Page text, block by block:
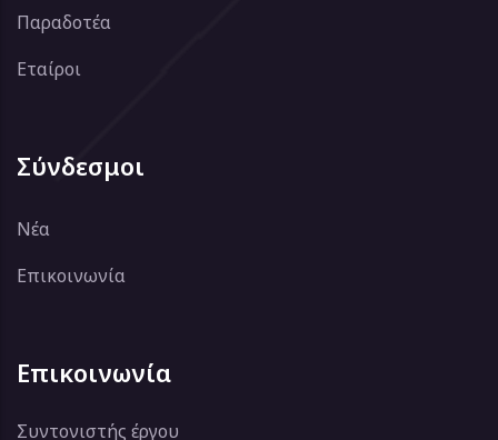
Παραδοτέα
Εταίροι
Σύνδεσμοι
Νέα
Επικοινωνία
Επικοινωνία
Συντονιστής έργου